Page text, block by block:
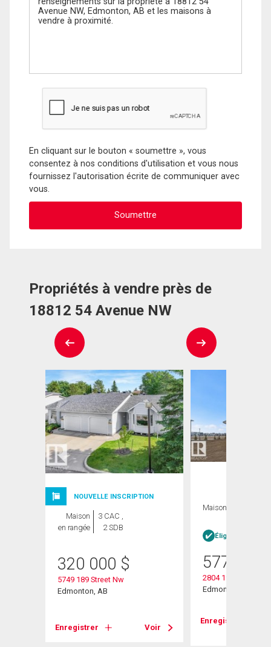
En cliquant sur le bouton « soumettre », vous
consentez à nos conditions d'utilisation et vous nous
fournissez l'autorisation écrite de communiquer avec
vous.
Propriétés à vendre près de
18812 54 Avenue NW
NOUVELLE INSCRIPTION
Maison
en rangée
3 CAC ,
2 SDB
320 000 $
5749 189 Street Nw
Edmonton, AB
Enregistrer Voir
Maison
Éligible Louer
577 600
2804 190 Street Nw
Edmonton, AB
Enregistrer